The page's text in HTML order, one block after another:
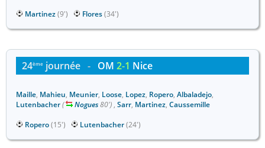
Martinez(9') Flores(34')
24ème journée - OM 2-1 Nice
Maille, Mahieu, Meunier, Loose, Lopez, Ropero, Albaladejo,
Lutenbacher( Nogues80') , Sarr, Martinez, Caussemille
Ropero(15') Lutenbacher(24')